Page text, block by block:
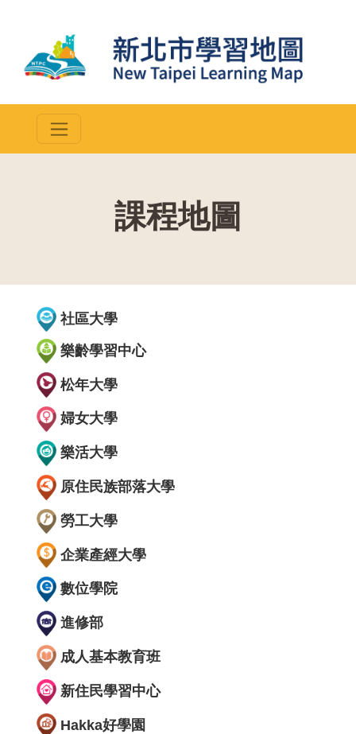
課程地圖
社區大學
樂齡學習中心
松年大學
婦女大學
樂活大學
原住民族部落大學
勞工大學
企業產經大學
數位學院
進修部
成人基本教育班
新住民學習中心
Hakka好學園